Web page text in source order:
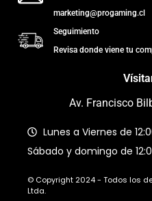
marketing@progaming.cl
Seguimiento
Revisa donde viene tu
Av. Francisco
Lunes a Viernes de
Sábado y domingo de
© Copyright 2024 - Todos los
Ltda.